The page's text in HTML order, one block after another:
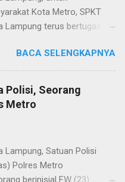
Kota Metro, SPKT
terus bertugas
pelayanan SKCK dan
sidik jari secara terpadu
Senin (06/01/2025) Dalam
prima kepolisian, SPKT
S.IK, M.IK mengatakan
akan terus berusaha
BACA SELENGKAPNYA
Polisi, Seorang
Metro
Lampung, Satuan Polisi
Polres Metro
berinisial FW (23)